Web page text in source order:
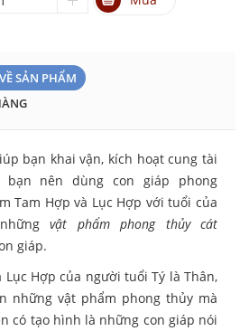
SẢN PHẨM
bạn khai vận, kích hoạt cung tài
bạn nên dùng con giáp phong
Tam Hợp và Lục Hợp với tuổi của
vật phẩm phong thủy cát
giáp.
Lục Hợp của người tuổi Tý là Thân,
những vật phẩm phong thủy mà
có tạo hình là những con giáp nói